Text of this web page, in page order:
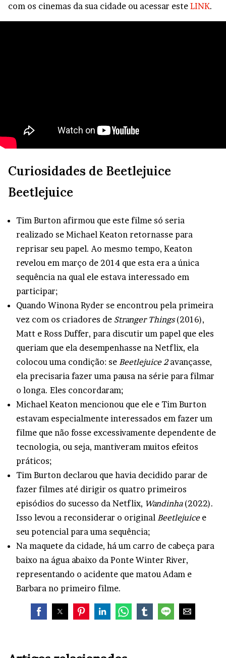
com os cinemas da sua cidade ou acessar este LINK.
Curiosidades de Beetlejuice
Beetlejuice
Tim Burton afirmou que este filme só seria
realizado se Michael Keaton retornasse para
reprisar seu papel. Ao mesmo tempo, Keaton
revelou em março de 2014 que esta era a única
sequência na qual ele estava interessado em
participar;
Quando Winona Ryder se encontrou pela primeira
vez com os criadores de Stranger Things(2016),
Matt e Ross Duffer, para discutir um papel que eles
queriam que ela desempenhasse na Netflix, ela
colocou uma condição: se Beetlejuice 2avançasse,
ela precisaria fazer uma pausa na série para filmar
o longa. Eles concordaram;
Michael Keaton mencionou que ele e Tim Burton
estavam especialmente interessados em fazer um
filme que não fosse excessivamente dependente de
tecnologia, ou seja, mantiveram muitos efeitos
práticos;
Tim Burton declarou que havia decidido parar de
fazer filmes até dirigir os quatro primeiros
episódios do sucesso da Netflix, Wandinha (2022).
Isso levou a reconsiderar o original Beetlejuice e
seu potencial para uma sequência;
Na maquete da cidade, há um carro de cabeça para
baixo na água abaixo da Ponte Winter River,
representando o acidente que matou Adam e
Barbara no primeiro filme.